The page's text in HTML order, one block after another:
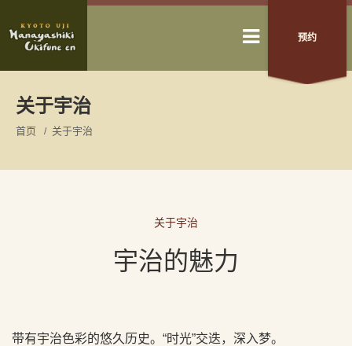
预约
关于宇治
首页 关于宇治
关于宇治
宇治的魅力
带有宇治色彩的悠久历史。“时光”交迭，深入梦。